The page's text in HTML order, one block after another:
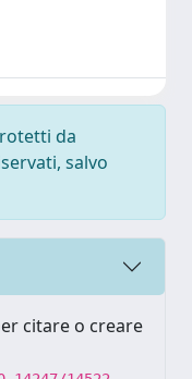
da
salvo
citare o creare